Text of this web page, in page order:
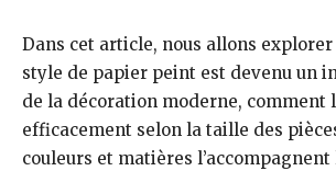
Dans cet article, nous allons
style de papier peint est devenu un
de la décoration moderne, comment
efficacement selon la taille des
couleurs et matières